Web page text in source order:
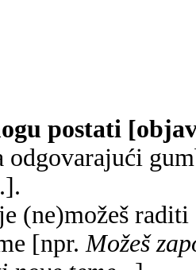
postati
odgovarajući
(ne)možeš
[npr.Možeš